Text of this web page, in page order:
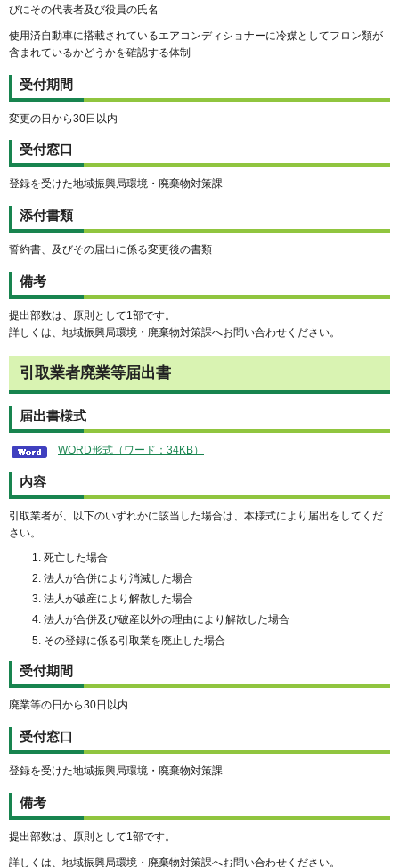
びにその代表者及び役員の氏名
使用済自動車に搭載されているエアコンディショナーに冷媒としてフロン類が
含まれているかどうかを確認する体制
受付期間
変更の日から30日以内
受付窓口
登録を受けた地域振興局環境・廃棄物対策課
添付書類
誓約書、及びその届出に係る変更後の書類
備考
提出部数は、原則として1部です。
詳しくは、地域振興局環境・廃棄物対策課へお問い合わせください。
引取業者廃業等届出書
届出書様式
WORD形式（ワード：34KB）
内容
引取業者が、以下のいずれかに該当した場合は、本様式により届出をしてくだ
さい。
死亡した場合
法人が合併により消滅した場合
法人が破産により解散した場合
法人が合併及び破産以外の理由により解散した場合
その登録に係る引取業を廃止した場合
受付期間
廃業等の日から30日以内
受付窓口
登録を受けた地域振興局環境・廃棄物対策課
備考
提出部数は、原則として1部です。
詳しくは、地域振興局環境・廃棄物対策課へお問い合わせください。